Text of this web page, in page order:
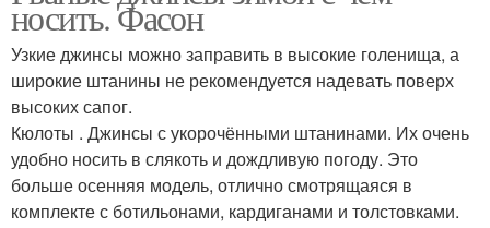
носить. Фасон
Узкие джинсы можно заправить в высокие голенища, а
широкие штанины не рекомендуется надевать поверх
высоких сапог.
Кюлоты . Джинсы с укорочёнными штанинами. Их очень
удобно носить в слякоть и дождливую погоду. Это
больше осенняя модель, отлично смотрящаяся в
комплекте с ботильонами, кардиганами и толстовками.